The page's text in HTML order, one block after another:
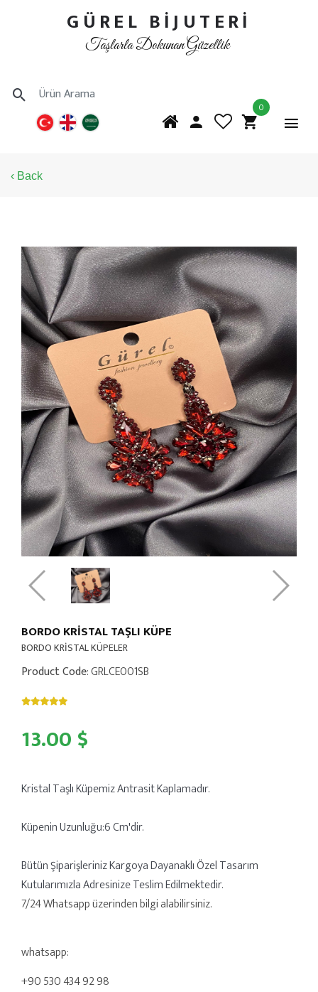
GÜREL BİJUTERİ
Taşlarla Dokunan Güzellik
0
‹ Back
BORDO KRİSTAL TAŞLI KÜPE
BORDO KRİSTAL KÜPELER
Product Code: GRLCE001SB
13.00 $
Kristal Taşlı Küpemiz Antrasit Kaplamadır.
Küpenin Uzunluğu:6 Cm'dir.
Bütün Şiparişleriniz Kargoya Dayanaklı Özel Tasarım
Kutularımızla Adresinize Teslim Edilmektedir.
7/24 Whatsapp üzerinden bilgi alabilirsiniz.
whatsapp:
+90 530 434 92 98